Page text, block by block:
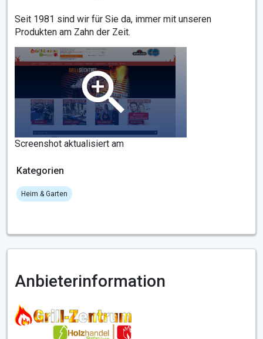
Seit 1981 sind wir für Sie da, immer mit unseren
Produkten am Zahn der Zeit.
Screenshot aktualisiert am
Kategorien
Heim & Garten
Anbieterinformation